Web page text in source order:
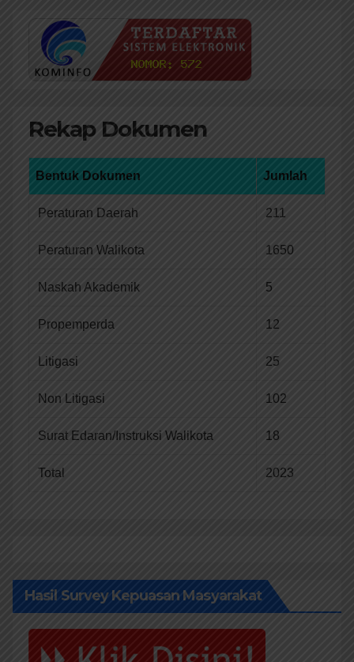
Rekap Dokumen
Bentuk Dokumen Jumlah
Peraturan Daerah 211
Peraturan Walikota 1650
Naskah Akademik 5
Propemperda 12
Litigasi 25
Non Litigasi 102
Surat Edaran/Instruksi Walikota 18
Total 2023
Hasil Survey Kepuasan Masyarakat